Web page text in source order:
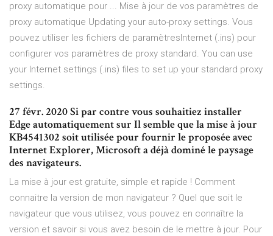
proxy automatique pour ... Mise à jour de vos paramètres de
proxy automatique Updating your auto-proxy settings. Vous
pouvez utiliser les fichiers de paramètresInternet (.ins) pour
configurer vos paramètres de proxy standard. You can use
your Internet settings (.ins) files to set up your standard proxy
settings.
27 févr. 2020 Si par contre vous souhaitiez installer
Edge automatiquement sur Il semble que la mise à jour
KB4541302 soit utilisée pour fournir le proposée avec
Internet Explorer, Microsoft a déjà dominé le paysage
des navigateurs.
La mise à jour est gratuite, simple et rapide ! Comment
connaitre la version de mon navigateur ? Quel que soit le
navigateur que vous utilisez, vous pouvez en connaître la
version et savoir si vous avez besoin de le mettre à jour. Pour